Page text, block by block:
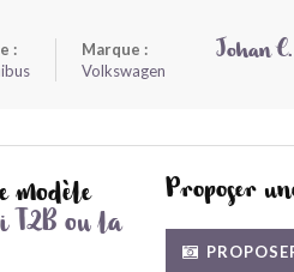
:
Marque :
Volkswagen
Johan C.
modèle
T2B ou la
Proposer